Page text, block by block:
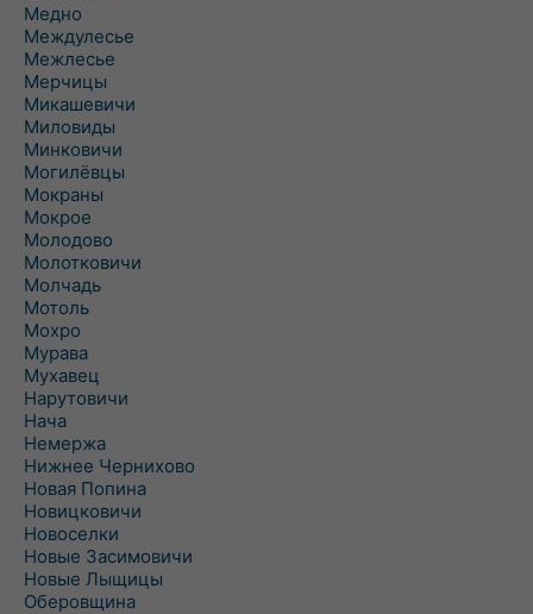
Медно
Междулесье
Межлесье
Мерчицы
Микашевичи
Миловиды
Минковичи
Могилёвцы
Мокраны
Мокрое
Молодово
Молотковичи
Молчадь
Мотоль
Мохро
Мурава
Мухавец
Нарутовичи
Нача
Немержа
Нижнее Чернихово
Новая Попина
Новицковичи
Новоселки
Новые Засимовичи
Новые Лыщицы
Оберовщина